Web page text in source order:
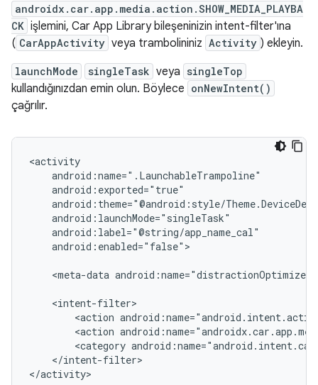
androidx.car.app.media.action.SHOW_MEDIA_PLAYBA
CK işlemini, Car App Library bileşeninizin intent-filter'ına
( CarAppActivity veya trambolininiz Activity ) ekleyin.
launchMode singleTask veya singleTop
kullandığınızdan emin olun. Böylece onNewIntent()
çağrılır.
android:enabled="false">
<meta-data android:name="distractionOptimized"
<action
<action
<category
</intent-filter>